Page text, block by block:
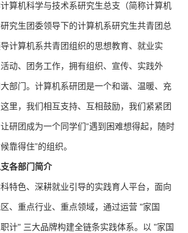
算机科学与技术系研究生总支（简称计算机
究生团委领导下的计算机系研究生共青团总
计算机系共青团组织的思想教育、就业实
动、团务工作，拥有组织、宣传、实践外
部门。计算机系研团是一个和谐、温暖、充
里，我们相互支持、互相鼓励，我们紧紧团
研团成为一个同学们“遇到困难想得起，随时
靠得住”的组织。
各部门简介
特色、深耕就业引导的实践育人平台，面向
、重点行业、重点领域，通过运营 "家国
计" 三大品牌构建全链条实践体系。以 "家国